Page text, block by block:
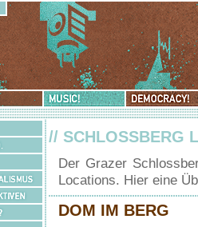
Music! Democracy!
// SCHLOSSBERG
Der Grazer
Locations. Hier eine
DOM IM BERG